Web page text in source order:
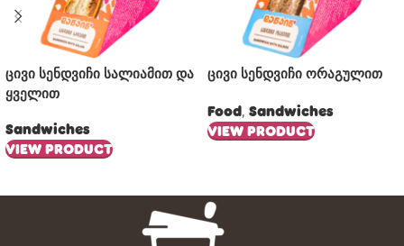
ცივი სენდვიჩი სალიამით და
ყველით
Sandwiches
VIEW PRODUCT
ცივი სენდვიჩი ორაგულით
Food, Sandwiches
VIEW PRODUCT